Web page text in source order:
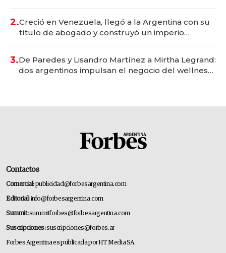
2.Creció en Venezuela, llegó a la Argentina con su
título de abogado y construyó un imperio
3.De Paredes y Lisandro Martínez a Mirtha Legrand:
dos argentinos impulsan el negocio del wellness
Contactos
Comercial:publicidad@forbesargentina.com
Editorial:info@forbesargentina.com
Summit:summitforbes@forbesargentina.com
Suscripciones:suscripciones@forbes.ar
Forbes Argentina es publicada por HT Media SA.